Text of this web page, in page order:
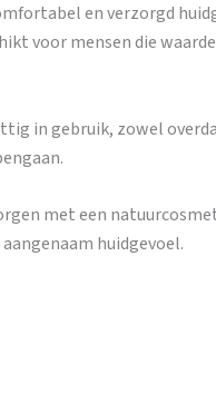
en verzorgd
voor mensen die
in gebruik, zowel
met een
huidgevoel.